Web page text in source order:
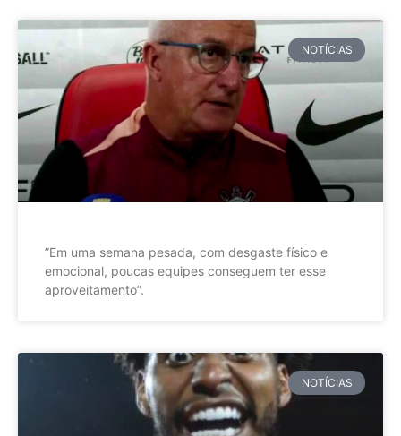
NOTÍCIAS
”Em uma semana pesada, com desgaste físico e
emocional, poucas equipes conseguem ter esse
aproveitamento”.
NOTÍCIAS